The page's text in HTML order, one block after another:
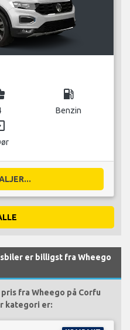
local_gas_station
Benzin
er billigst fra Wheego
fra Wheego på Corfu
kategori er: